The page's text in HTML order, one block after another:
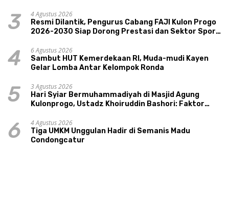
3
4 Agustus 2026
Resmi Dilantik, Pengurus Cabang FAJI Kulon Progo
2026-2030 Siap Dorong Prestasi dan Sektor Sport
4
6 Agustus 2026
Sambut HUT Kemerdekaan RI, Muda-mudi Kayen
Gelar Lomba Antar Kelompok Ronda
5
3 Agustus 2026
Hari Syiar Bermuhammadiyah di Masjid Agung
Kulonprogo, Ustadz Khoiruddin Bashori: Faktor
6
4 Agustus 2026
Tiga UMKM Unggulan Hadir di Semanis Madu
Condongcatur